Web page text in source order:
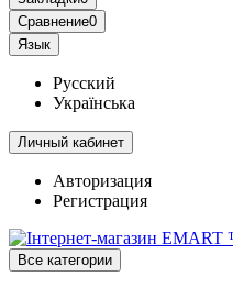
Сравнение0
Язык
Русский
Українська
Личный кабинет
Авторизация
Регистрация
Все категории